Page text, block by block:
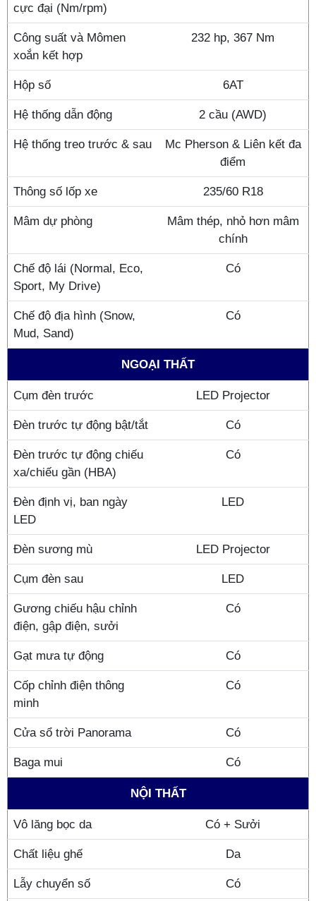
cực đại (Nm/rpm)
Công suất và Mômen
xoắn kết hợp
232 hp, 367 Nm
Hộp số 6AT
Hệ thống dẫn động 2 cầu (AWD)
Hệ thống treo trước & sau
Mc Pherson & Liên kết đa
điểm
Thông số lốp xe 235/60 R18
Mâm dự phòng
Mâm thép, nhỏ hơn mâm
chính
Chế độ lái (Normal, Eco,
Sport, My Drive)
Có
Chế độ địa hình (Snow,
Mud, Sand)
Có
NGOẠI THẤT
Cụm đèn trước LED Projector
Đèn trước tự động bật/tắt Có
Đèn trước tự động chiếu
xa/chiếu gần (HBA)
Có
Đèn định vị, ban ngày
LED
LED
Đèn sương mù LED Projector
Cụm đèn sau LED
Gương chiếu hậu chỉnh
điện, gập điện, sưởi
Có
Gạt mưa tự động Có
Cốp chỉnh điện thông
minh
Có
Cửa sổ trời Panorama Có
Baga mui Có
NỘI THẤT
Vô lăng bọc da Có + Sưởi
Chất liệu ghế Da
Lẫy chuyển số Có